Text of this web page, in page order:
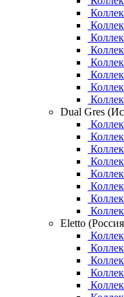
Dual Gres
Eletto